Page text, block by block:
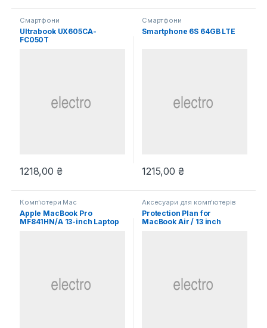
Смартфони
Ultrabook UX605CA-
FC050T
1218,00 ₴
Смартфони
Smartphone 6S 64GB LTE
1215,00 ₴
Комп'ютери Mac
Apple MacBook Pro
MF841HN/A 13-inch Laptop
Аксесуари для комп'ютерів
Protection Plan for
MacBook Air / 13 inch